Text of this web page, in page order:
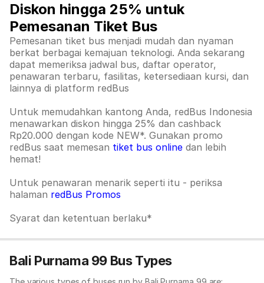
Diskon hingga 25% untuk
Pemesanan Tiket Bus
Pemesanan tiket bus menjadi mudah dan nyaman
berkat berbagai kemajuan teknologi. Anda sekarang
dapat memeriksa jadwal bus, daftar operator,
penawaran terbaru, fasilitas, ketersediaan kursi, dan
lainnya di platform redBus
Untuk memudahkan kantong Anda, redBus Indonesia
menawarkan diskon hingga 25% dan cashback
Rp20.000 dengan kode NEW*. Gunakan promo
redBus saat memesan tiket bus online dan lebih
hemat!
Untuk penawaran menarik seperti itu - periksa
halaman redBus Promos
Syarat dan ketentuan berlaku*
Bali Purnama 99 Bus Types